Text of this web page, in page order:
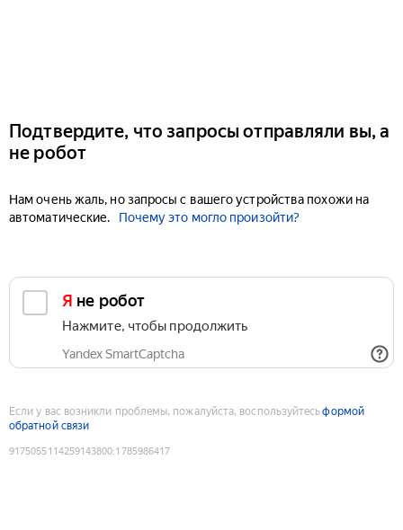
Подтвердите, что запросы отправляли вы, а
не робот
Нам очень жаль, но запросы с вашего устройства похожи на
автоматические.
Почему это могло произойти?
Я не робот
Нажмите, чтобы продолжить
Yandex SmartCaptcha
Если у вас возникли проблемы, пожалуйста, воспользуйтесьформой
обратной связи
9175055114259143800:1785986417